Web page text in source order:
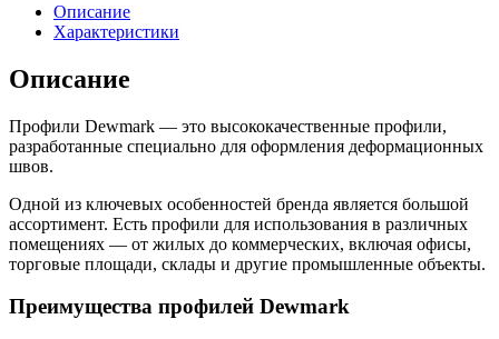
Описание
Характеристики
Описание
Профили Dewmark — это высококачественные профили,
разработанные специально для оформления деформационных
швов.
Одной из ключевых особенностей бренда является большой
ассортимент. Есть профили для использования в различных
помещениях — от жилых до коммерческих, включая офисы,
торговые площади, склады и другие промышленные объекты.
Преимущества профилей Dewmark